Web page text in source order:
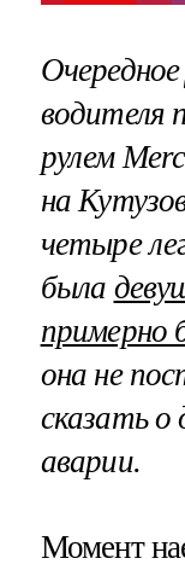
водителя
рулем
на
четыре
была
примерно
она не
сказать о
аварии.
Момент